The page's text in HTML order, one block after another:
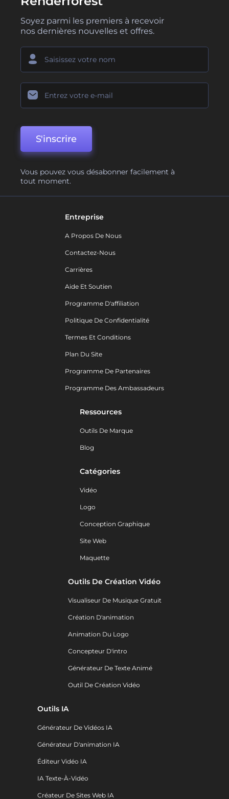
Soyez parmi les premiers à recevoir
nos dernières nouvelles et offres.
S'inscrire
Vous pouvez vous désabonner facilement à
tout moment.
Entreprise
A Propos De Nous
Contactez-Nous
Carrières
Aide Et Soutien
Programme D'affiliation
Politique De Confidentialité
Termes Et Conditions
Plan Du Site
Programme De Partenaires
Programme Des Ambassadeurs
Ressources
Outils De Marque
Blog
Catégories
Vidéo
Logo
Conception Graphique
Site Web
Maquette
Outils De Création Vidéo
Visualiseur De Musique Gratuit
Création D'animation
Animation Du Logo
Concepteur D'intro
Générateur De Texte Animé
Outil De Création Vidéo
Outils IA
Générateur De Vidéos IA
Générateur D'animation IA
Éditeur Vidéo IA
IA Texte-À-Vidéo
Créateur De Sites Web IA